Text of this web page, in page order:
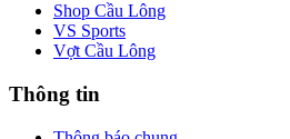
Shop Cầu Lông
VS Sports
Vợt Cầu Lông
Thông tin